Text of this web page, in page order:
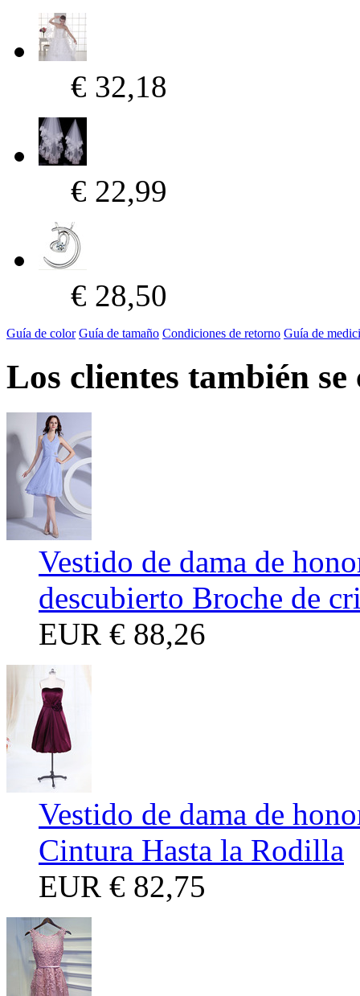
€ 32,18
€ 22,99
€ 28,50
Guía de color Guía de tamaño Condiciones de retorno Guía de
Los clientes también se
Vestido de dama de
descubierto Broche de
EUR € 88,26
Vestido de dama de
Cintura Hasta la Rodilla
EUR € 82,75